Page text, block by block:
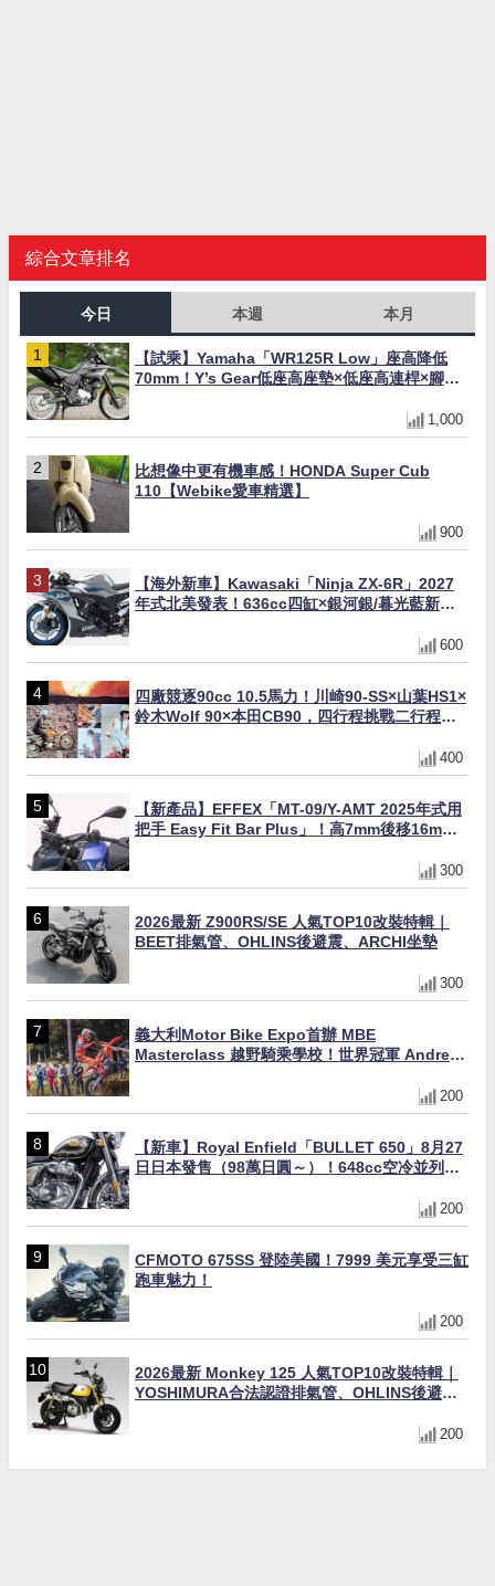
綜合文章排名
今日 本週 本月
【試乘】Yamaha「WR125R Low」座高降低
70mm！Y’s Gear低座高座墊×低座高連桿×腳踏
1,000
比想像中更有機車感！HONDA Super Cub
110【Webike愛車精選】
900
【海外新車】Kawasaki「Ninja ZX-6R」2027
年式北美發表！636cc四缸×銀河銀/暮光藍新色
600
四廠競逐90cc 10.5馬力！川崎90-SS×山葉HS1×
鈴木Wolf 90×本田CB90，四行程挑戰二行程的
400
【新產品】EFFEX「MT-09/Y-AMT 2025年式用
把手 Easy Fit Bar Plus」！高7mm後移16mm
300
2026最新 Z900RS/SE 人氣TOP10改裝特輯｜
BEET排氣管、OHLINS後避震、ARCHI坐墊
300
義大利Motor Bike Expo首辦 MBE
Masterclass 越野騎乘學校！世界冠軍 Andrea
200
【新車】Royal Enfield「BULLET 650」8月27
日日本發售（98萬日圓～）！648cc空冷並列雙
200
CFMOTO 675SS 登陸美國！7999 美元享受三缸
跑車魅力！
200
2026最新 Monkey 125 人氣TOP10改裝特輯｜
YOSHIMURA合法認證排氣管、OHLINS後避
200